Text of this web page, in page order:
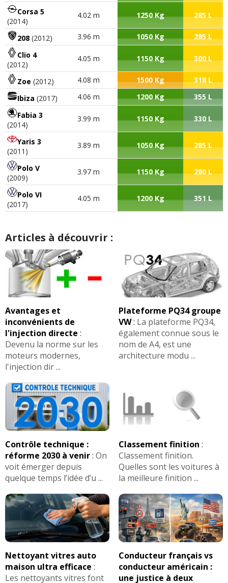
Corsa 5
(2014)
4.02 m 1250 Kg 285 L
208 (2012) 3.96 m 1050 Kg
285 L
Clio 4
(2012)
4.05 m 1150 Kg 300 L
Zoe (2012) 4.08 m 1500 Kg
318 L
Ibiza (2017) 4.06 m 1200 Kg
355 L
Fabia 3
(2014)
3.99 m 1150 Kg 330 L
Yaris 3
(2011)
3.89 m 1050 Kg 285 L
Polo V
(2009)
3.97 m 1150 Kg 280 L
Polo VI
(2017)
4.05 m 1200 Kg 351 L
Articles à découvrir :
Avantages et
inconvénients de
l'injection directe :
Devenu la norme sur les
moteurs modernes,
l'injection dir ...
Plateforme PQ34 groupe
VW: La plateforme PQ34,
également connue sous le
nom de A4, est une
architecture modu ...
Contrôle technique :
réforme 2030 à venir: On
voit émerger depuis
quelque temps l’idée d’u ...
Classement finition :
Classement finition.
Quelles sont les voitures à
la meilleure finition ...
Nettoyant vitres auto
maison ultra efficace :
Les nettoyants vitres font
Conducteur français vs
conducteur américain :
une justice à deux